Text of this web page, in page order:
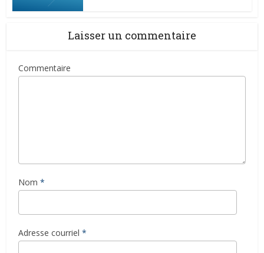
Laisser un commentaire
Commentaire
Nom *
Adresse courriel *